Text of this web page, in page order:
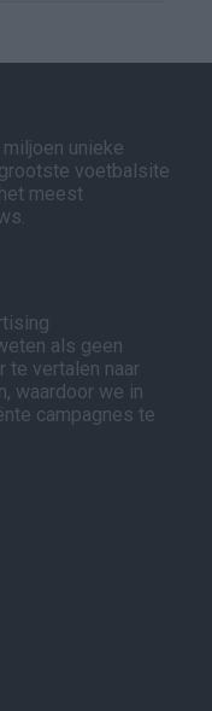
unieke
voetbalsite
meest
als geen
te vertalen naar
waardoor we in
campagnes te